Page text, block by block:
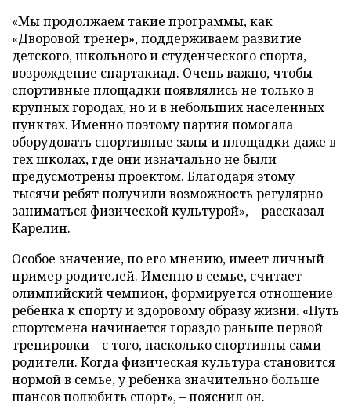
«Мы продолжаем такие программы, как
«Дворовой тренер», поддерживаем развитие
детского, школьного и студенческого спорта,
возрождение спартакиад. Очень важно, чтобы
спортивные площадки появлялись не только в
крупных городах, но и в небольших населенных
пунктах. Именно поэтому партия помогала
оборудовать спортивные залы и площадки даже в
тех школах, где они изначально не были
предусмотрены проектом. Благодаря этому
тысячи ребят получили возможность регулярно
заниматься физической культурой», – рассказал
Карелин.
Особое значение, по его мнению, имеет личный
пример родителей. Именно в семье, считает
олимпийский чемпион, формируется отношение
ребенка к спорту и здоровому образу жизни. «Путь
спортсмена начинается гораздо раньше первой
тренировки – с того, насколько спортивны сами
родители. Когда физическая культура становится
нормой в семье, у ребенка значительно больше
шансов полюбить спорт», – пояснил он.